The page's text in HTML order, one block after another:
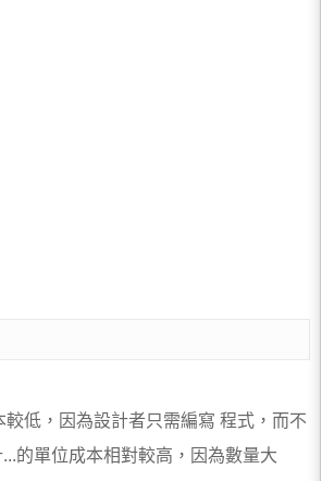
較低，因為設計者只需編寫 程式，而不
的單位成本相對較高，因為數量大